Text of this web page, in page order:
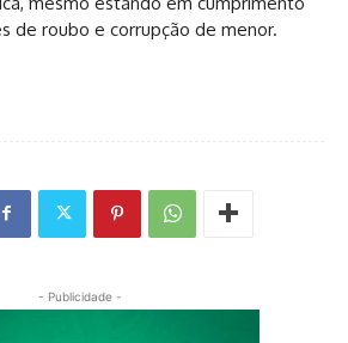
de roubo e corrupção de menor.
- Publicidade -